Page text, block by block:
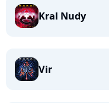
Kral Nudy
Vir